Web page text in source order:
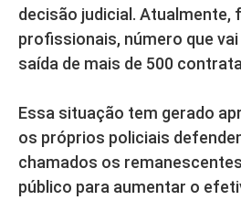
decisão judicial. Atualmente,
profissionais, número que
saída de mais de 500
Essa situação tem gerado
os próprios policiais
chamados os
público para aumentar o